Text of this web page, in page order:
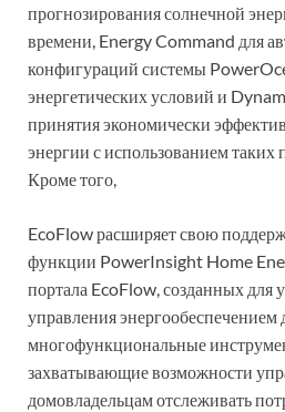
прогнозирования солнечной
времени, Energy Command для
конфигураций системы
энергетических условий и
принятия экономически
энергии с использованием таких
Кроме того,
EcoFlow расширяет свою
функции PowerInsight Home
портала EcoFlow, созданных для
управления энергообеспечением
многофункциональные
захватывающие возможности
домовладельцам отслеживать